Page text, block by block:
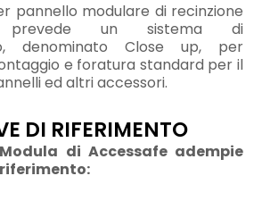
pannello modulare di recinzione
prevede un sistema di
denominato Close up, per
e foratura standard per il
ed altri accessori.
DI RIFERIMENTO
di Accessafe adempie